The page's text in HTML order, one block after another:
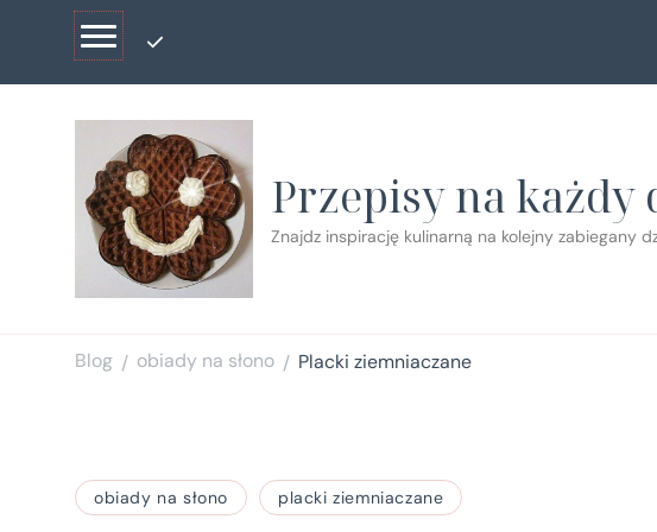
Przepisy na każdy
Znajdz inspirację kulinarną na kolejny zabiegany
Blog / obiady na słono / Placki ziemniaczane
obiady na słono
placki ziemniaczane